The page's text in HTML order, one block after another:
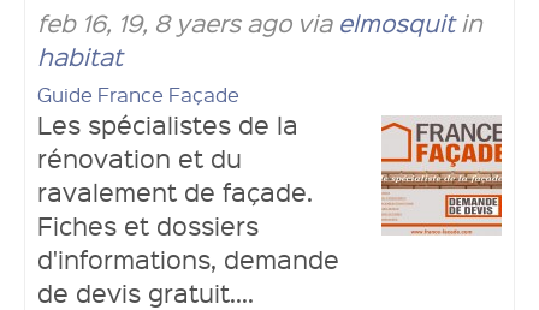
feb 16, 19, 8 yaers ago via elmosquitin
habitat
Guide France Façade
Les spécialistes de la
rénovation et du
ravalement de façade.
Fiches et dossiers
d'informations, demande
de devis gratuit....